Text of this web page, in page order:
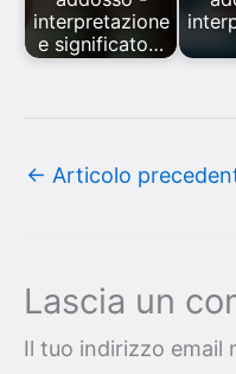
interpretazione
e significato…
← Articolo
Lascia un
Il tuo indirizzo email